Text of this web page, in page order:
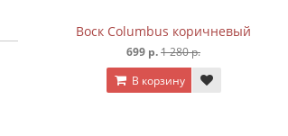
Воск Columbus коричневый
699 р.1 280 р.
В корзину